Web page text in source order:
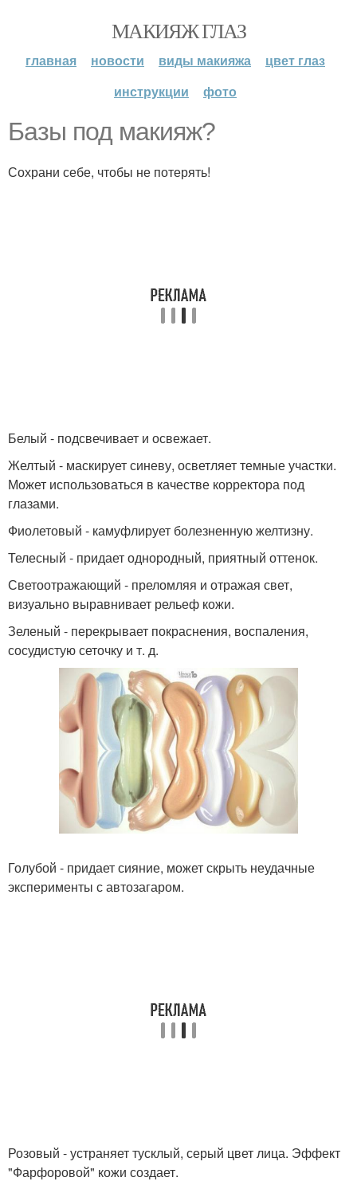
МАКИЯЖ ГЛАЗ
главная новости виды макияжа
цвет глаз
инструкции
фото
Базы под макияж?
Сохрани себе, чтобы не потерять!
Белый - подсвечивает и освежает.
Желтый - маскирует синеву, осветляет темные участки.
Может использоваться в качестве корректора под
глазами.
Фиолетовый - камуфлирует болезненную желтизну.
Телесный - придает однородный, приятный оттенок.
Светоотражающий - преломляя и отражая свет,
визуально выравнивает рельеф кожи.
Зеленый - перекрывает покраснения, воспаления,
сосудистую сеточку и т. д.
Голубой - придает сияние, может скрыть неудачные
эксперименты с автозагаром.
Розовый - устраняет тусклый, серый цвет лица. Эффект
"Фарфоровой" кожи создает.